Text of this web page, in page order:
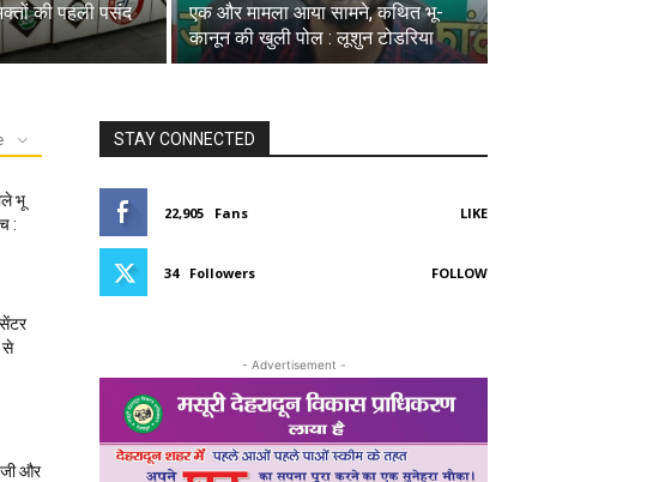
की पहली पसंद
एक और मामला आया सामने, कथित भू-
कानून की खुली पोल : लूशुन टोडरिया
भू
:
से
और
STAY CONNECTED
22,905 Fans LIKE
34 Followers FOLLOW
- Advertisement -